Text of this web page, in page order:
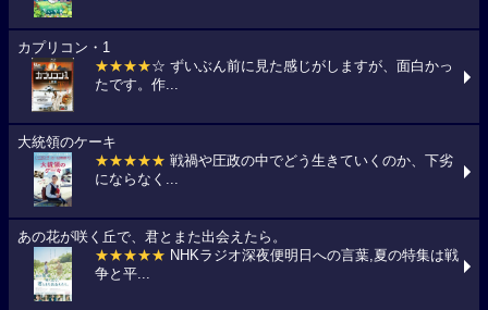
カプリコン・1
★★★★☆ ずいぶん前に見た感じがしますが、面白かっ
たです。作...
大統領のケーキ
★★★★★ 戦禍や圧政の中でどう生きていくのか、下劣
にならなく...
あの花が咲く丘で、君とまた出会えたら。
★★★★★ NHKラジオ深夜便明日への言葉,夏の特集は戦
争と平...